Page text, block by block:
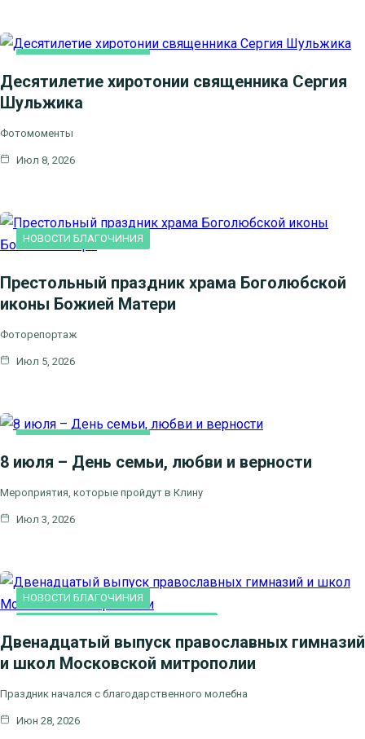
Десятилетие хиротонии священника Сергия
Шульжика
Фотомоменты
Июл 8, 2026
НОВОСТИ БЛАГОЧИНИЯ
Престольный праздник храма Боголюбской
иконы Божией Матери
Фоторепортаж
Июл 5, 2026
8 июля – День семьи, любви и верности
Мероприятия, которые пройдут в Клину
Июл 3, 2026
НОВОСТИ БЛАГОЧИНИЯ
Двенадцатый выпуск православных гимназий
и школ Московской митрополии
Праздник начался с благодарственного молебна
Июн 28, 2026